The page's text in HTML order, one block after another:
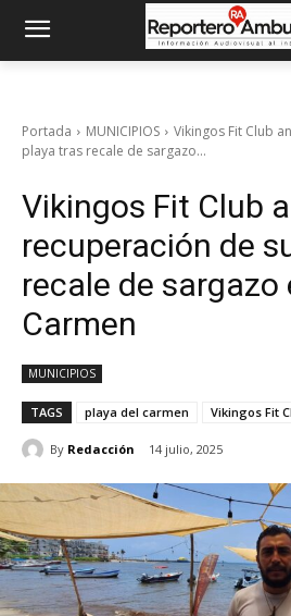
Portada MUNICIPIOS
Vikingos Fit Club
playa tras recale de sargazo...
Vikingos Fit Club
recuperación de
recale de sargazo
Carmen
MUNICIPIOS
TAGS playa del carmen Vikingos Fit
By Redacción 14 julio, 2025